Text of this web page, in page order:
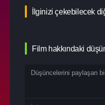
İlginizi çekebilecek
Film hakkındaki